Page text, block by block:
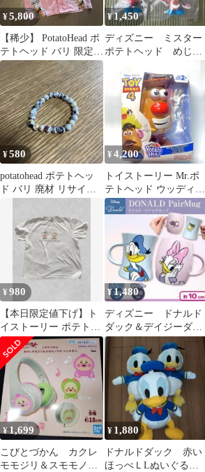
¥5,800
【稀少】 PotatoHead ポ
テトヘッド バリ 限定
アロハシャツ シャツ
¥1,450
ディズニー ミスター
ポテトヘッド めじる
トイストーリー
¥580
potatohead ポテトヘッ
ド バリ 廃材 リサイク
¥ 4,200
トイストーリー Mr.ポ
テトヘッド ウッディバ
ージョン フィギュア
¥980
【本日限定値下げ】ト
イストーリー ポテトヘ
ッドTシャツ
¥1,480
ディズニー ドナルド
ダック＆デイジーダッ
ク ペアマグカップ
マグカップ 推し活
¥1,699
こびとづかん カクレ
モモジリ＆スモモノウ
¥ 1,880
ドナルドダック 赤い
ほっぺＬLぬいぐる